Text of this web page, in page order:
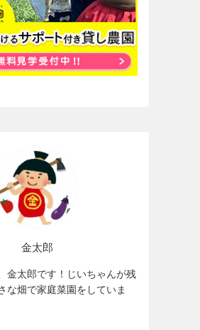
金太郎
金太郎です！じいちゃんが残
な畑で家庭菜園をしていま